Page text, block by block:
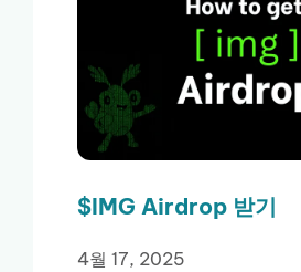
$IMG Airdrop 받기
4월 17, 2025